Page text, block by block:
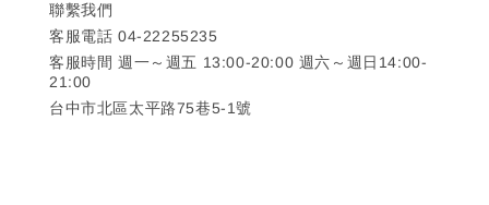
聯繫我們
客服電話 04-22255235
客服時間 週一～週五 13:00-20:00 週六～週日14:00-
21:00
台中市北區太平路75巷5-1號